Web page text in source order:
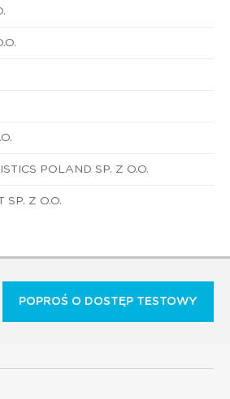
POLAND SP. Z O.O.
SP. Z O.O.
POPROŚ O DOSTĘP TESTOWY